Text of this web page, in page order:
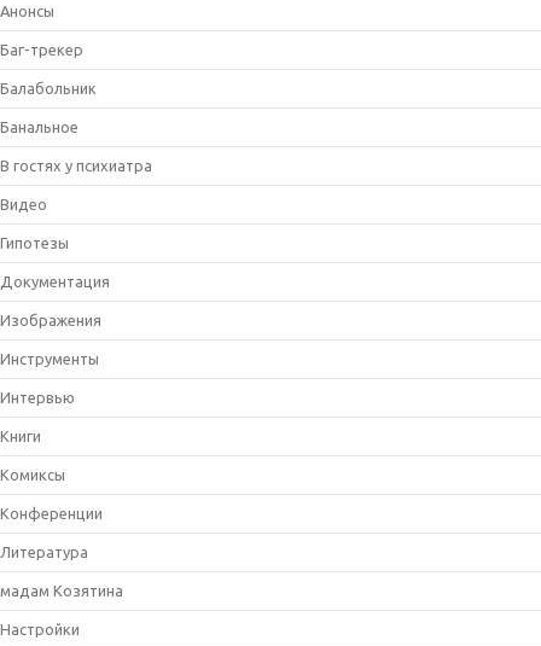
Анонсы
Баг-трекер
Балабольник
Банальное
В гостях у психиатра
Видео
Гипотезы
Документация
Изображения
Инструменты
Интервью
Книги
Комиксы
Конференции
Литература
мадам Козятина
Настройки